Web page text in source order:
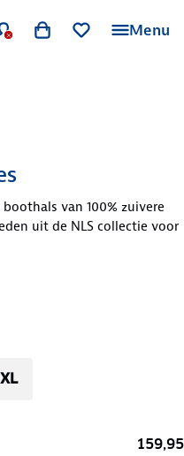
Menu
van 100% zuivere
uit de NLS collectie voor
159,95